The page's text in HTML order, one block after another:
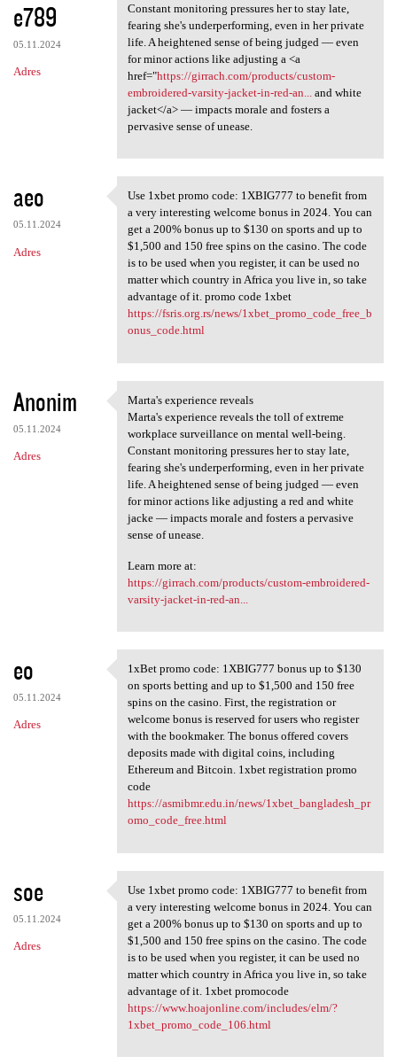
e789
05.11.2024
Adres
Constant monitoring pressures her to stay late,
fearing she's underperforming, even in her private
life. A heightened sense of being judged — even
for minor actions like adjusting a <a
href="https://girrach.com/products/custom-
embroidered-varsity-jacket-in-red-an...
and white
jacket</a> — impacts morale and fosters a
pervasive sense of unease.
aeo
05.11.2024
Adres
Use 1xbet promo code:
Use 1xbet promo code: 1XBIG777 to benefit from
a very interesting welcome bonus in 2024. You can
get a 200% bonus up to $130 on sports and up to
$1,500 and 150 free spins on the casino. The code
is to be used when you register, it can be used no
matter which country in Africa you live in, so take
advantage of it. promo code 1xbet
https://fsris.org.rs/news/1xbet_promo_code_free_b
onus_code.html
Anonim
05.11.2024
Adres
Marta's experience reveals
Marta's experience reveals
Marta's experience reveals the toll of extreme
workplace surveillance on mental well-being.
Constant monitoring pressures her to stay late,
fearing she's underperforming, even in her private
life. A heightened sense of being judged — even
for minor actions like adjusting a red and white
jacke — impacts morale and fosters a pervasive
sense of unease.
Learn more at:
https://girrach.com/products/custom-embroidered-
varsity-jacket-in-red-an...
eo
05.11.2024
Adres
1xBet promo code: 1XBIG777
1xBet promo code: 1XBIG777 bonus up to $130
on sports betting and up to $1,500 and 150 free
spins on the casino. First, the registration or
welcome bonus is reserved for users who register
with the bookmaker. The bonus offered covers
deposits made with digital coins, including
Ethereum and Bitcoin. 1xbet registration promo
code
https://asmibmr.edu.in/news/1xbet_bangladesh_pr
omo_code_free.html
soe
05.11.2024
Adres
Use 1xbet promo code:
Use 1xbet promo code: 1XBIG777 to benefit from
a very interesting welcome bonus in 2024. You can
get a 200% bonus up to $130 on sports and up to
$1,500 and 150 free spins on the casino. The code
is to be used when you register, it can be used no
matter which country in Africa you live in, so take
advantage of it. 1xbet promocode
https://www.hoajonline.com/includes/elm/?
1xbet_promo_code_106.html